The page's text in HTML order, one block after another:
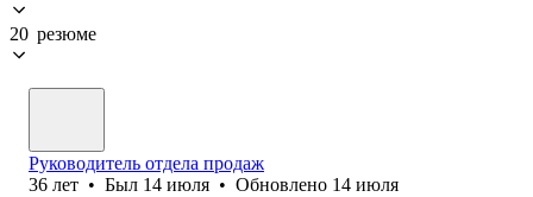
20 резюме
Руководитель отдела продаж
36 лет • Был 14 июля • Обновлено 14 июля